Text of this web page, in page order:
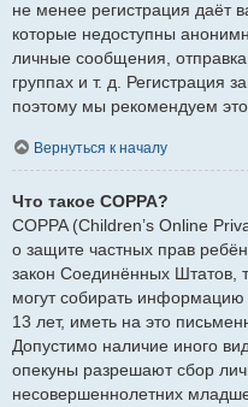
не менее регистрация даёт
которые недоступны
личные сообщения,
группах и т. д. Регистрация
поэтому мы рекомендуем это
Вернуться к началу
Что такое COPPA?
COPPA (Children’s Online
о защите частных прав
закон Соединённых Штатов,
могут собирать
13 лет, иметь на это
Допустимо наличие иного
опекуны разрешают сбор
несовершеннолетних